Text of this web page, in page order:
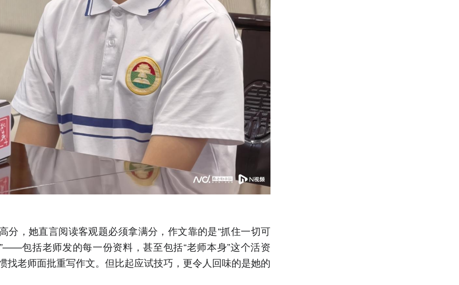
分，她直言阅读客观题必须拿满分，作文靠的是“抓住一切可
包括老师发的每一份资料，甚至包括“老师本身”这个活资
找老师面批重写作文。但比起应试技巧，更令人回味的是她的